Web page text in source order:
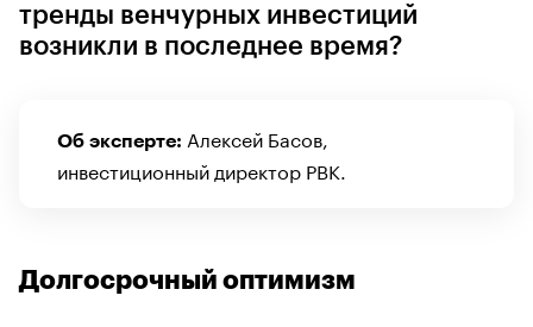
тренды венчурных инвестиций
возникли в последнее время?
Об эксперте: Алексей Басов,
инвестиционный директор РВК.
Долгосрочный оптимизм